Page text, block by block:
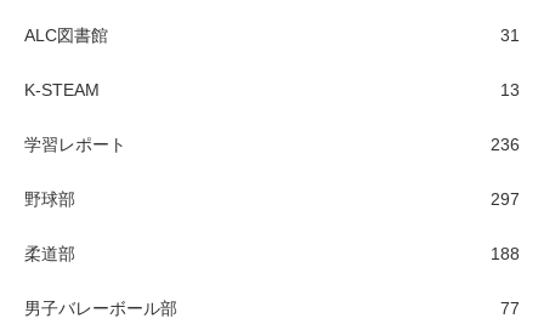
ALC図書館 31
K-STEAM 13
学習レポート 236
野球部 297
柔道部 188
男子バレーボール部 77